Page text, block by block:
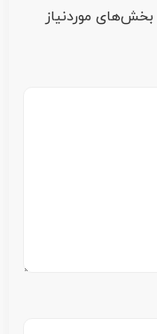
بخش‌های موردنیاز